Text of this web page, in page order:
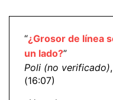
“¿Grosor de línea
un lado?”
Poli (no verificado)
(16:07)